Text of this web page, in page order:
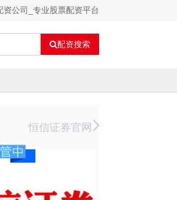
公司_专业股票配资平台
配资搜索
恒信证券官网